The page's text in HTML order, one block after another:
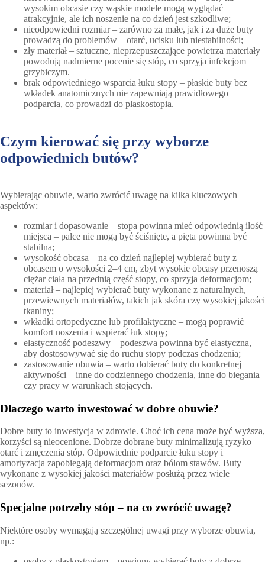
wysokim obcasie czy wąskie modele mogą wyglądać
atrakcyjnie, ale ich noszenie na co dzień jest szkodliwe;
nieodpowiedni rozmiar – zarówno za małe, jak i za duże buty
prowadzą do problemów – otarć, ucisku lub niestabilności;
zły materiał – sztuczne, nieprzepuszczające powietrza materiały
powodują nadmierne pocenie się stóp, co sprzyja infekcjom
grzybiczym.
brak odpowiedniego wsparcia łuku stopy – płaskie buty bez
wkładek anatomicznych nie zapewniają prawidłowego
podparcia, co prowadzi do płaskostopia.
Czym kierować się przy wyborze
odpowiednich butów?
Wybierając obuwie, warto zwrócić uwagę na kilka kluczowych
aspektów:
rozmiar i dopasowanie – stopa powinna mieć odpowiednią ilość
miejsca – palce nie mogą być ściśnięte, a pięta powinna być
stabilna;
wysokość obcasa – na co dzień najlepiej wybierać buty z
obcasem o wysokości 2–4 cm, zbyt wysokie obcasy przenoszą
ciężar ciała na przednią część stopy, co sprzyja deformacjom;
materiał – najlepiej wybierać buty wykonane z naturalnych,
przewiewnych materiałów, takich jak skóra czy wysokiej jakości
tkaniny;
wkładki ortopedyczne lub profilaktyczne – mogą poprawić
komfort noszenia i wspierać łuk stopy;
elastyczność podeszwy – podeszwa powinna być elastyczna,
aby dostosowywać się do ruchu stopy podczas chodzenia;
zastosowanie obuwia – warto dobierać buty do konkretnej
aktywności – inne do codziennego chodzenia, inne do biegania
czy pracy w warunkach stojących.
Dlaczego warto inwestować w dobre obuwie?
Dobre buty to inwestycja w zdrowie. Choć ich cena może być wyższa,
korzyści są nieocenione. Dobrze dobrane buty minimalizują ryzyko
otarć i zmęczenia stóp. Odpowiednie podparcie łuku stopy i
amortyzacja zapobiegają deformacjom oraz bólom stawów. Buty
wykonane z wysokiej jakości materiałów posłużą przez wiele
sezonów.
Specjalne potrzeby stóp – na co zwrócić uwagę?
Niektóre osoby wymagają szczególnej uwagi przy wyborze obuwia,
np.: